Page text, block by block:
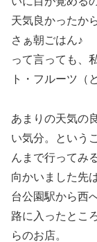
天気良かったか
さぁ朝ごはん♪
って言っても、
ト・フルーツ（
あまりの天気の
い気分。という
んまで行ってみ
向かいました先
台公園駅から西
路に入ったとこ
らのお店。